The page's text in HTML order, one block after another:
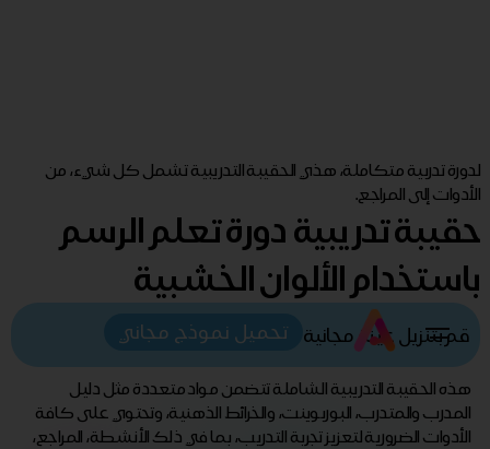
لدورة تدربية متكاملة، هذي الحقيبة التدريبية تشمل كل شيء، من
الأدوات إلى المراجع.
حقيبة تدريبية دورة تعلم الرسم
باستخدام الألوان الخشبية
قم بتنزيل عينة مجانية تحميل نموذج مجاني
هذه الحقيبة التدريبية الشاملة تتضمن مواد متعددة مثل دليل
المدرب والمتدرب، البوربوينت، والخرائط الذهنية، وتحتوي على كافة
الأدوات الضرورية لتعزيز تجربة التدريب، بما في ذلك الأنشطة، المراجع،